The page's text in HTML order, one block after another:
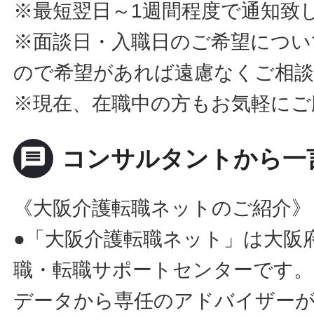
※最短翌日～1週間程度で通知致
※面談日・入職日のご希望につ
ので希望があれば遠慮なくご相
※現在、在職中の方もお気軽に
message コンサルタントから一
《大阪介護転職ネットのご紹介》
●「大阪介護転職ネット」は大阪
職・転職サポートセンターです
データから専任のアドバイザー